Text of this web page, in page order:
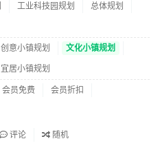
工业科技园规划 总体规划
创意小镇规划 文化小镇规划
宜居小镇规划
会员免费 会员折扣
评论 随机